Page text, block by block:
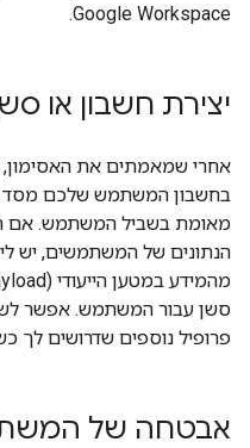
Google Workspace.
יצירת חשבון או
אחרי שמאמתים את
בחשבון המשתמש שלכם מסד
מאומת בשביל המשתמש. אם
הנתונים של המשתמשים, יש
סשן עבור המשתמש. אפשר
פרופיל נוספים שדרושים
אבטחה של